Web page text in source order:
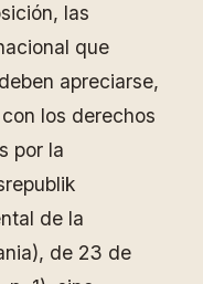
las
que
apreciarse,
los derechos
por la
de la
de 23 de